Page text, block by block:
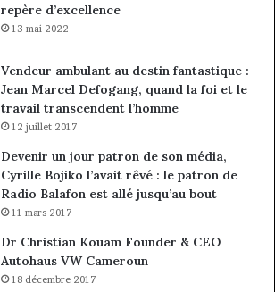
repère d’excellence
13 mai 2022
Vendeur ambulant au destin fantastique :
Jean Marcel Defogang, quand la foi et le
travail transcendent l’homme
12 juillet 2017
Devenir un jour patron de son média,
Cyrille Bojiko l’avait rêvé : le patron de
Radio Balafon est allé jusqu’au bout
11 mars 2017
Dr Christian Kouam Founder & CEO
Autohaus VW Cameroun
18 décembre 2017